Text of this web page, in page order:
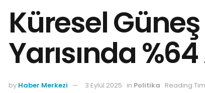
Küresel
Yarısında %64
by Haber Merkezi 3 Eylül 2025 in Politika Reading